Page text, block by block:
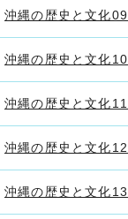
沖縄の歴史と文化09
沖縄の歴史と文化10
沖縄の歴史と文化11
沖縄の歴史と文化12
沖縄の歴史と文化13